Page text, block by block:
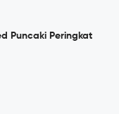
Puncaki Peringkat